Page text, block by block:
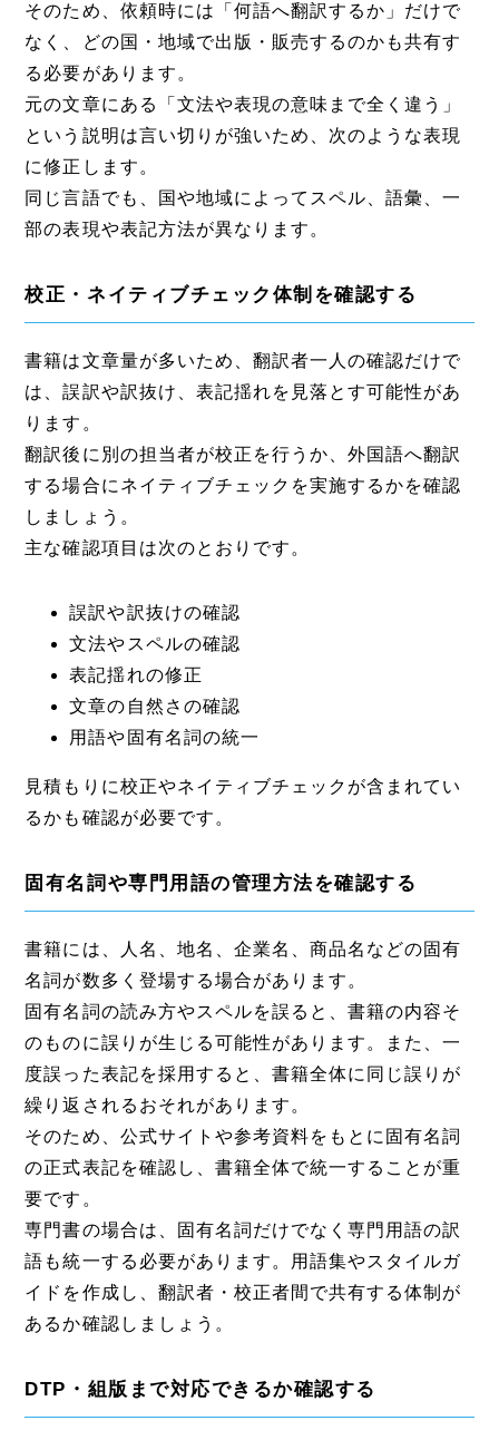
そのため、依頼時には「何語へ翻訳するか」だけで
なく、どの国・地域で出版・販売するのかも共有す
る必要があります。
元の文章にある「文法や表現の意味まで全く違う」
という説明は言い切りが強いため、次のような表現
に修正します。
同じ言語でも、国や地域によってスペル、語彙、一
部の表現や表記方法が異なります。
校正・ネイティブチェック体制を確認する
書籍は文章量が多いため、翻訳者一人の確認だけで
は、誤訳や訳抜け、表記揺れを見落とす可能性があ
ります。
翻訳後に別の担当者が校正を行うか、外国語へ翻訳
する場合にネイティブチェックを実施するかを確認
しましょう。
主な確認項目は次のとおりです。
誤訳や訳抜けの確認
文法やスペルの確認
表記揺れの修正
文章の自然さの確認
用語や固有名詞の統一
見積もりに校正やネイティブチェックが含まれてい
るかも確認が必要です。
固有名詞や専門用語の管理方法を確認する
書籍には、人名、地名、企業名、商品名などの固有
名詞が数多く登場する場合があります。
固有名詞の読み方やスペルを誤ると、書籍の内容そ
のものに誤りが生じる可能性があります。また、一
度誤った表記を採用すると、書籍全体に同じ誤りが
繰り返されるおそれがあります。
そのため、公式サイトや参考資料をもとに固有名詞
の正式表記を確認し、書籍全体で統一することが重
要です。
専門書の場合は、固有名詞だけでなく専門用語の訳
語も統一する必要があります。用語集やスタイルガ
イドを作成し、翻訳者・校正者間で共有する体制が
あるか確認しましょう。
DTP・組版まで対応できるか確認する